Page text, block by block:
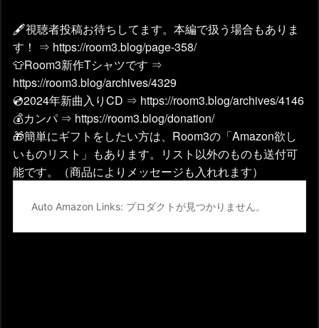
🖋視聴者投稿お待ちしてます。本編で扱う場合もありま
す！ ⇒ https://room3.blog/page-358/
👕Room3新作Tシャツです ⇒
https://room3.blog/archives/4329
💿2024年新曲入りCD ⇒ https://room3.blog/archives/4146
💰カンパ ⇒ https://room3.blog/donation/
🎁簡単にギフトをしたい方は、Room3の「Amazon欲し
いものリスト」もあります。リスト以外のものも送付可
能です。（商品によりメッセージも入れれます）